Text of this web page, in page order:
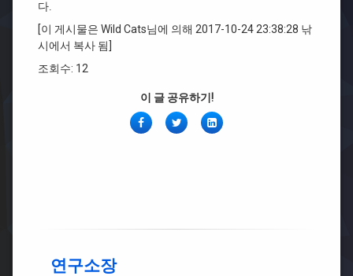
다.
[이 게시물은 Wild Cats님에 의해 2017-10-24 23:38:28 낚
시에서 복사 됨]
조회수: 12
이 글 공유하기!
페
이
Twitter링
크
연구소장